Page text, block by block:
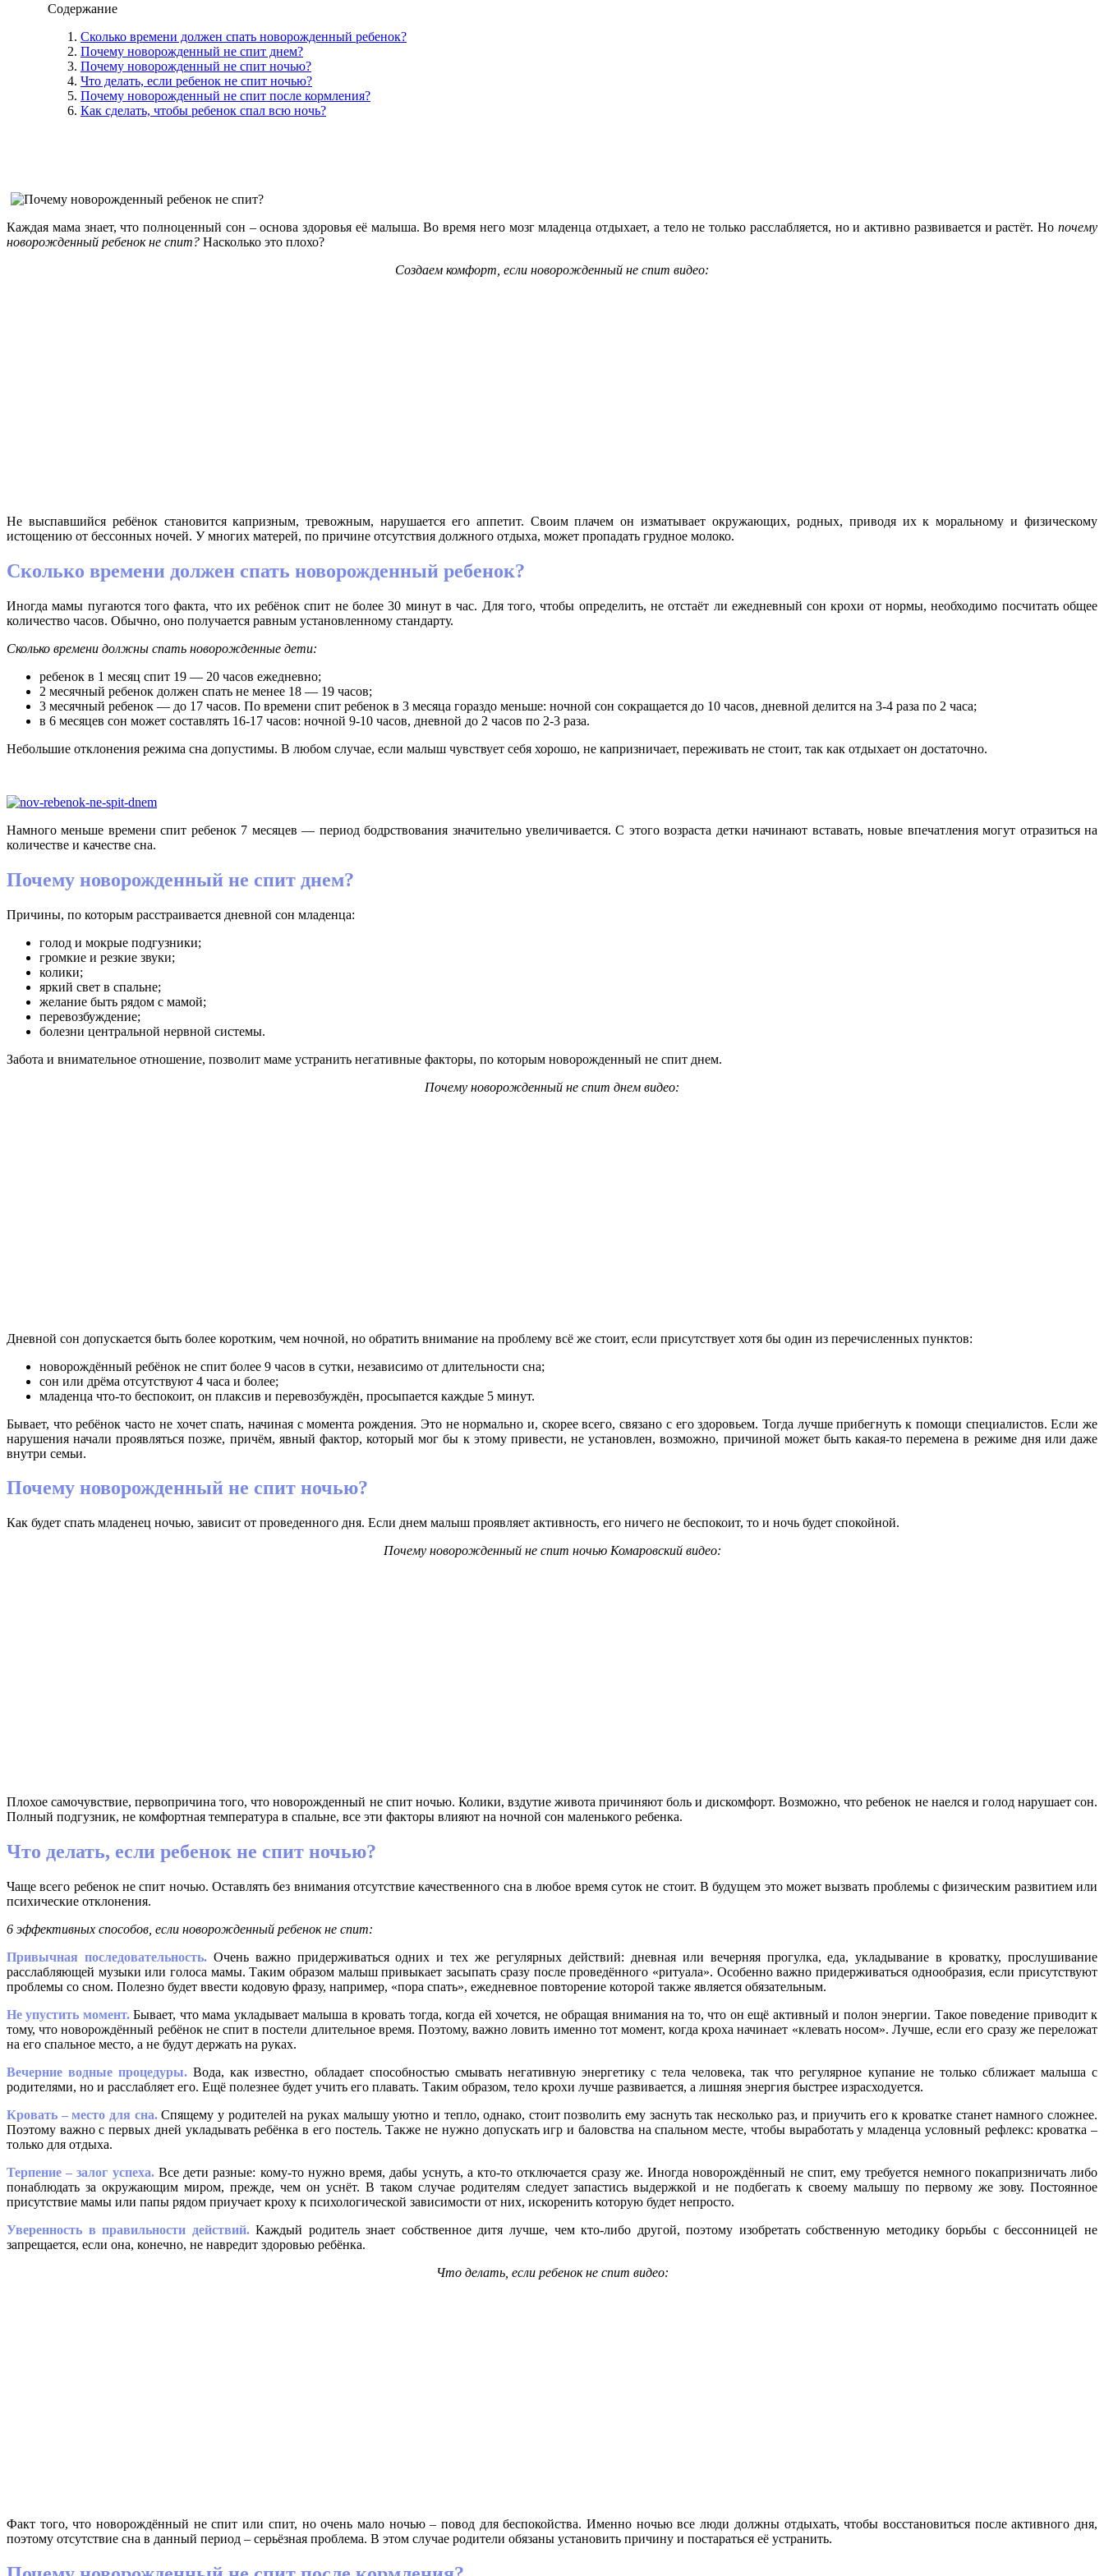
Содержание
Сколько времени должен спать новорожденный ребенок?
Почему новорожденный не спит днем?
Почему новорожденный не спит ночью?
Что делать, если ребенок не спит ночью?
Почему новорожденный не спит после кормления?
Как сделать, чтобы ребенок спал всю ночь?
Каждая мама знает, что полноценный сон – основа здоровья её малыша. Во время него мозг младенца отдыхает, а тело не только расслабляется, но и активно развивается и растёт. Но почему
новорожденный ребенок не спит? Насколько это плохо?
Создаем комфорт, если новорожденный не спит видео:
Не выспавшийся ребёнок становится капризным, тревожным, нарушается его аппетит. Своим плачем он изматывает окружающих, родных, приводя их к моральному и физическому
истощению от бессонных ночей. У многих матерей, по причине отсутствия должного отдыха, может пропадать грудное молоко.
Сколько времени должен спать новорожденный ребенок?
Иногда мамы пугаются того факта, что их ребёнок спит не более 30 минут в час. Для того, чтобы определить, не отстаёт ли ежедневный сон крохи от нормы, необходимо посчитать общее
количество часов. Обычно, оно получается равным установленному стандарту.
Сколько времени должны спать новорожденные дети:
ребенок в 1 месяц спит 19 — 20 часов ежедневно;
2 месячный ребенок должен спать не менее 18 — 19 часов;
3 месячный ребенок — до 17 часов. По времени спит ребенок в 3 месяца гораздо меньше: ночной сон сокращается до 10 часов, дневной делится на 3-4 раза по 2 часа;
в 6 месяцев сон может составлять 16-17 часов: ночной 9-10 часов, дневной до 2 часов по 2-3 раза.
Небольшие отклонения режима сна допустимы. В любом случае, если малыш чувствует себя хорошо, не капризничает, переживать не стоит, так как отдыхает он достаточно.
Намного меньше времени спит ребенок 7 месяцев — период бодрствования значительно увеличивается. С этого возраста детки начинают вставать, новые впечатления могут отразиться на
количестве и качестве сна.
Почему новорожденный не спит днем?
Причины, по которым расстраивается дневной сон младенца:
голод и мокрые подгузники;
громкие и резкие звуки;
колики;
яркий свет в спальне;
желание быть рядом с мамой;
перевозбуждение;
болезни центральной нервной системы.
Забота и внимательное отношение, позволит маме устранить негативные факторы, по которым новорожденный не спит днем.
Почему новорожденный не спит днем видео:
Дневной сон допускается быть более коротким, чем ночной, но обратить внимание на проблему всё же стоит, если присутствует хотя бы один из перечисленных пунктов:
новорождённый ребёнок не спит более 9 часов в сутки, независимо от длительности сна;
сон или дрёма отсутствуют 4 часа и более;
младенца что-то беспокоит, он плаксив и перевозбуждён, просыпается каждые 5 минут.
Бывает, что ребёнок часто не хочет спать, начиная с момента рождения. Это не нормально и, скорее всего, связано с его здоровьем. Тогда лучше прибегнуть к помощи специалистов. Если же
нарушения начали проявляться позже, причём, явный фактор, который мог бы к этому привести, не установлен, возможно, причиной может быть какая-то перемена в режиме дня или даже
внутри семьи.
Почему новорожденный не спит ночью?
Как будет спать младенец ночью, зависит от проведенного дня. Если днем малыш проявляет активность, его ничего не беспокоит, то и ночь будет спокойной.
Почему новорожденный не спит ночью Комаровский видео:
Плохое самочувствие, первопричина того, что новорожденный не спит ночью. Колики, вздутие живота причиняют боль и дискомфорт. Возможно, что ребенок не наелся и голод нарушает сон.
Полный подгузник, не комфортная температура в спальне, все эти факторы влияют на ночной сон маленького ребенка.
Что делать, если ребенок не спит ночью?
Чаще всего ребенок не спит ночью. Оставлять без внимания отсутствие качественного сна в любое время суток не стоит. В будущем это может вызвать проблемы с физическим развитием или
психические отклонения.
6 эффективных способов, если новорожденный ребенок не спит:
Привычная последовательность. Очень важно придерживаться одних и тех же регулярных действий: дневная или вечерняя прогулка, еда, укладывание в кроватку, прослушивание
расслабляющей музыки или голоса мамы. Таким образом малыш привыкает засыпать сразу после проведённого «ритуала». Особенно важно придерживаться однообразия, если присутствуют
проблемы со сном. Полезно будет ввести кодовую фразу, например, «пора спать», ежедневное повторение которой также является обязательным.
Не упустить момент.Бывает, что мама укладывает малыша в кровать тогда, когда ей хочется, не обращая внимания на то, что он ещё активный и полон энергии. Такое поведение приводит к
тому, что новорождённый ребёнок не спит в постели длительное время. Поэтому, важно ловить именно тот момент, когда кроха начинает «клевать носом». Лучше, если его сразу же переложат
на его спальное место, а не будут держать на руках.
Вечерние водные процедуры. Вода, как известно, обладает способностью смывать негативную энергетику с тела человека, так что регулярное купание не только сближает малыша с
родителями, но и расслабляет его. Ещё полезнее будет учить его плавать. Таким образом, тело крохи лучше развивается, а лишняя энергия быстрее израсходуется.
Кровать – место для сна.Спящему у родителей на руках малышу уютно и тепло, однако, стоит позволить ему заснуть так несколько раз, и приучить его к кроватке станет намного сложнее.
Поэтому важно с первых дней укладывать ребёнка в его постель. Также не нужно допускать игр и баловства на спальном месте, чтобы выработать у младенца условный рефлекс: кроватка –
только для отдыха.
Терпение – залог успеха. Все дети разные: кому-то нужно время, дабы уснуть, а кто-то отключается сразу же. Иногда новорождённый не спит, ему требуется немного покапризничать либо
понаблюдать за окружающим миром, прежде, чем он уснёт. В таком случае родителям следует запастись выдержкой и не подбегать к своему малышу по первому же зову. Постоянное
присутствие мамы или папы рядом приучает кроху к психологической зависимости от них, искоренить которую будет непросто.
Уверенность в правильности действий.Каждый родитель знает собственное дитя лучше, чем кто-либо другой, поэтому изобретать собственную методику борьбы с бессонницей не
запрещается, если она, конечно, не навредит здоровью ребёнка.
Что делать, если ребенок не спит видео:
Факт того, что новорождённый не спит или спит, но очень мало ночью – повод для беспокойства. Именно ночью все люди должны отдыхать, чтобы восстановиться после активного дня,
поэтому отсутствие сна в данный период – серьёзная проблема. В этом случае родители обязаны установить причину и постараться её устранить.